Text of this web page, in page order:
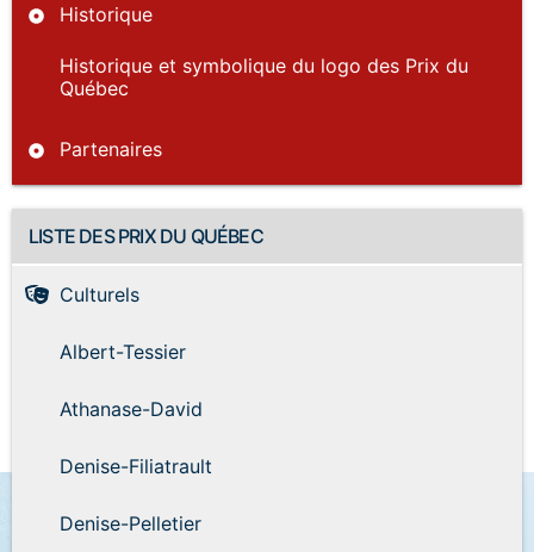
Historique
Historique et symbolique du logo des Prix du
Québec
Partenaires
LISTE DES PRIX DU QUÉBEC
Culturels
Albert-Tessier
Athanase-David
Denise-Filiatrault
Denise-Pelletier